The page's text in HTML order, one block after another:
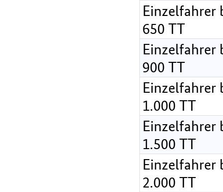
Einzelfahrer
650 TT
Einzelfahrer
900 TT
Einzelfahrer
1.000 TT
Einzelfahrer
1.500 TT
Einzelfahrer
2.000 TT